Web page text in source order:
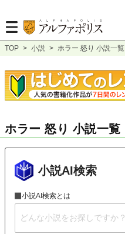
TOP > 小説 > ホラー 怒り 小説一覧
ホラー 怒り 小説一覧
小説AI検索
小説AI検索とは